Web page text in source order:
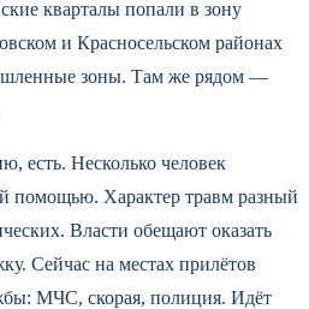
кварталы попали в зону
и Красносельском районах
зоны. Там же рядом —
есть. Несколько человек
помощью. Характер травм разный
Власти обещают оказать
Сейчас на местах прилётов
МЧС, скорая, полиция. Идёт